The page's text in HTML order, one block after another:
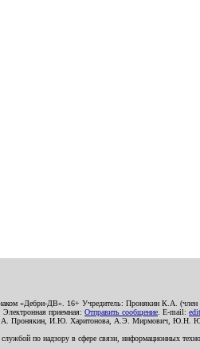
«Дебри-ДВ». 16+ Учредитель: Пронякин К.А.
приемная: Отправить сообщение . E-mail:
К.А. Пронякин, И.Ю. Харитонова, А.Э.
по надзору в сфере связи, информационных